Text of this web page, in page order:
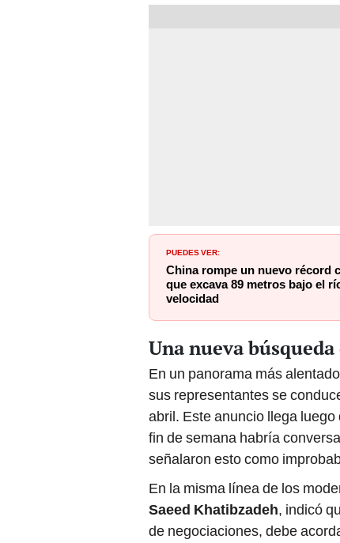
PUEDES VER:
China rompe un nuevo récord
que excava 89 metros bajo el
velocidad
Una nueva
En un panorama más
sus representantes se
abril. Este anuncio llega
fin de semana habría
señalaron esto como
En la misma línea de los
Saeed Khatibzadeh, indicó
de negociaciones, debe